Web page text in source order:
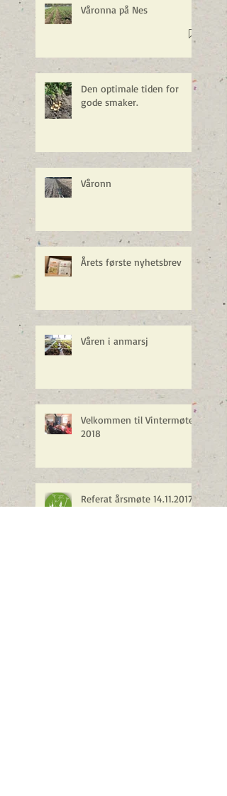
Våronna på Nes
Den optimale tiden for
gode smaker.
Våronn
Årets første nyhetsbrev
Våren i anmarsj
Velkommen til Vintermøte
2018
Referat årsmøte 14.11.2017